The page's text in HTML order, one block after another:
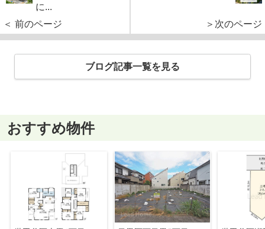
に...
＜ 前のページ
＞次のページ
ブログ記事一覧を見る
おすすめ物件